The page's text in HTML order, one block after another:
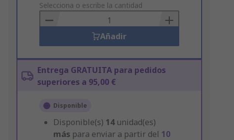
to
Basket
Selecciona o escribe la cantidad
Añadir
Entrega GRATUITA para pedidos
superiores a 95,00 €
Disponible
Disponible(s) 14 unidad(es)
más para enviar a partir del 10